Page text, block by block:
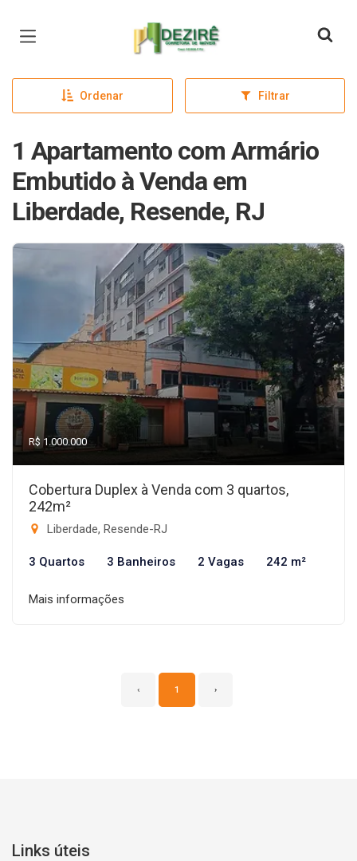
Página inicial
Ordenar Filtrar
1 Apartamento com Armário
Embutido à Venda em
Liberdade, Resende, RJ
R$ 1.000.000
Cobertura Duplex à Venda com 3 quartos,
242m²
Liberdade, Resende-RJ
3 Quartos 3 Banheiros 2 Vagas 242 m²
Mais informações
‹ 1 ›
Links úteis